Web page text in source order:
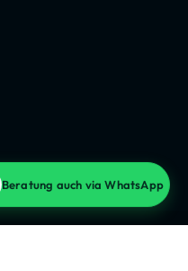
Beratung auch via WhatsApp